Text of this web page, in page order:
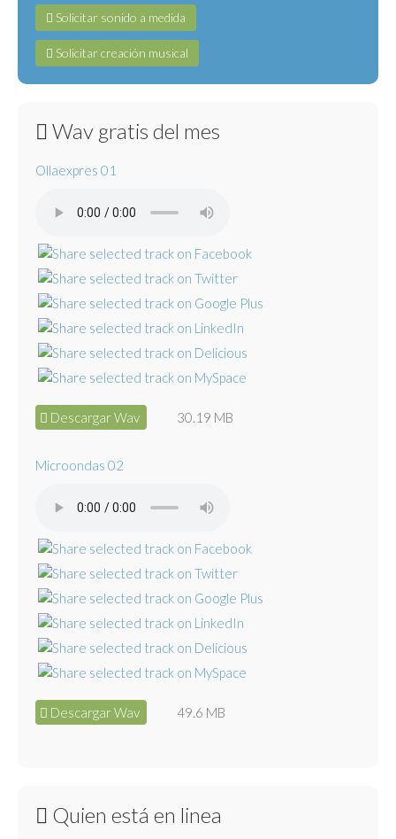
Solicitar sonido a medida
Solicitar creación musical
Wav gratis del mes
Ollaexpres 01
Descargar Wav 30.19 MB
Microondas 02
Descargar Wav 49.6 MB
Quien está en linea